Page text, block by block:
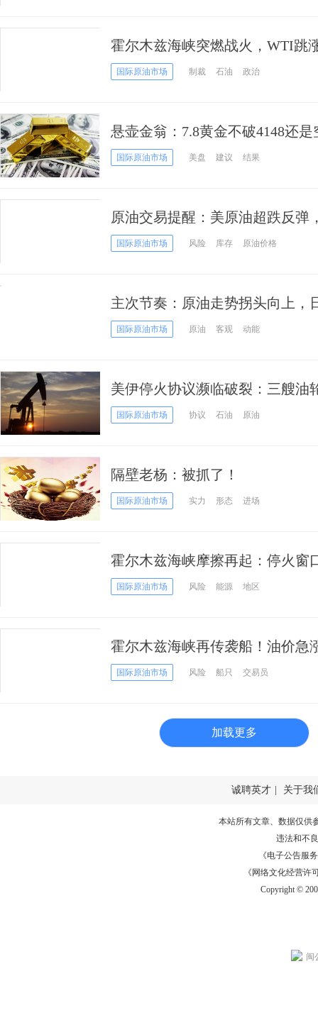
霍尔木兹海峡突燃战火，WTI跳
情绪“虚火”？
国际原油市场 制裁 石油 政治
悬壶金翁：7.8黄金不破4148还
国际原油市场 美盘 建议 结果
原油交易提醒：美原油超跌反弹
次回落
国际原油市场 风险 库存 原油价格
主次节奏：原油走势拐头向上，
国际原油市场 原油 客观 动能
美伊停火协议濒临破裂：三艘油
五倍”规模空袭，油价反弹至近
国际原油市场 协议 石油 原油
隔壁老杨：被抓了！
国际原油市场 实力 形态 进场
霍尔木兹海峡摩擦再起：停火窗
国际原油市场 风险 能源 地区
霍尔木兹海峡再传袭船！油价急
平”面临重大考验
国际原油市场 风险 船只 交易员
加载更多
诚聘英才 关于我
本站所有文章、数据仅供
违法和不
《电子公告服务
《网络文化经营许
Copyright ©
闽